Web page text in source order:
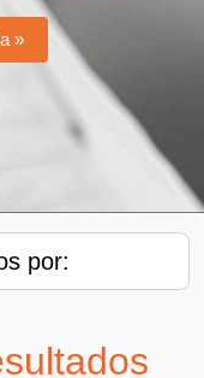
»
por: